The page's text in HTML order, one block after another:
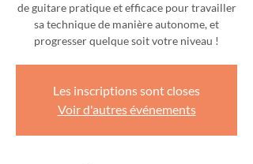
de guitare pratique et efficace pour travailler
sa technique de manière autonome, et
progresser quelque soit votre niveau !
Les inscriptions sont closes
Voir d'autres événements